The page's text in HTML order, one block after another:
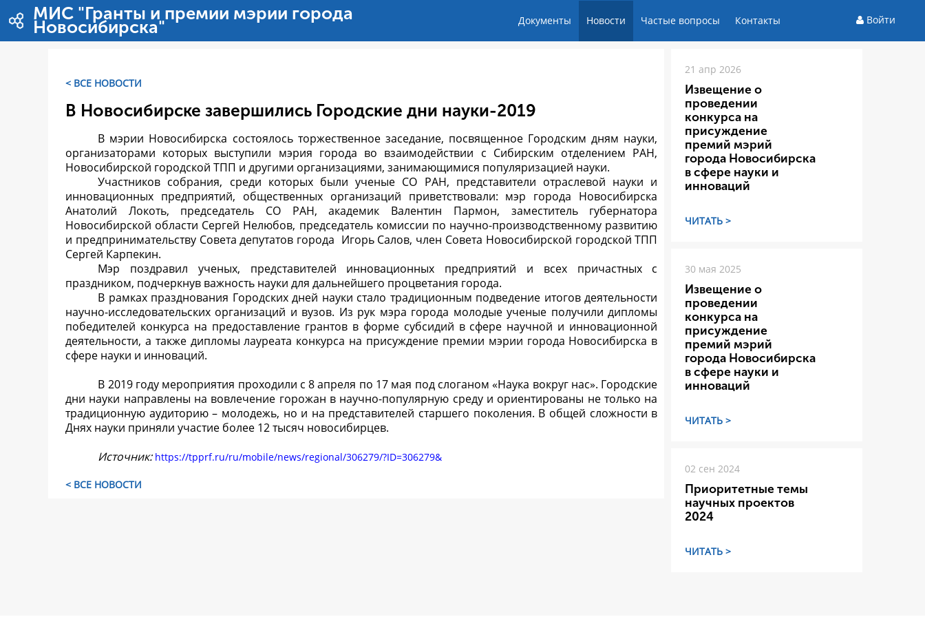
Перейти к содержимому
МИС "Гранты и премии мэрии города
Новосибирска" Документы Новости Частые вопросы Контакты Войти
< ВСЕ НОВОСТИ
В Новосибирске завершились Городские дни науки-2019
В мэрии Новосибирска состоялось торжественное заседание, посвященное Городским дням науки,
организаторами которых выступили мэрия города во взаимодействии с Сибирским отделением РАН,
Новосибирской городской ТПП и другими организациями, занимающимися популяризацией науки.
Участников собрания, среди которых были ученые СО РАН, представители отраслевой науки и
инновационных предприятий, общественных организаций приветствовали: мэр города Новосибирска
Анатолий Локоть, председатель СО РАН, академик Валентин Пармон, заместитель губернатора
Новосибирской области Сергей Нелюбов, председатель комиссии по научно-производственному развитию
и предпринимательству Совета депутатов города Игорь Салов, член Совета Новосибирской городской ТПП
Сергей Карпекин.
Мэр поздравил ученых, представителей инновационных предприятий и всех причастных с
праздником, подчеркнув важность науки для дальнейшего процветания города.
В рамках празднования Городских дней науки стало традиционным подведение итогов деятельности
научно-исследовательских организаций и вузов. Из рук мэра города молодые ученые получили дипломы
победителей конкурса на предоставление грантов в форме субсидий в сфере научной и инновационной
деятельности, а также дипломы лауреата конкурса на присуждение премии мэрии города Новосибирска в
сфере науки и инноваций.
В 2019 году мероприятия проходили с 8 апреля по 17 мая под слоганом «Наука вокруг нас». Городские
дни науки направлены на вовлечение горожан в научно-популярную среду и ориентированы не только на
традиционную аудиторию – молодежь, но и на представителей старшего поколения. В общей сложности в
Днях науки приняли участие более 12 тысяч новосибирцев.
Источник: https://tpprf.ru/ru/mobile/news/regional/306279/?ID=306279&
< ВСЕ НОВОСТИ
21 апр 2026
Извещение о
проведении
конкурса на
присуждение
премий мэрий
города Новосибирска
в сфере науки и
инноваций
ЧИТАТЬ >
30 мая 2025
Извещение о
проведении
конкурса на
присуждение
премий мэрий
города Новосибирска
в сфере науки и
инноваций
ЧИТАТЬ >
02 сен 2024
Приоритетные темы
научных проектов
2024
ЧИТАТЬ >